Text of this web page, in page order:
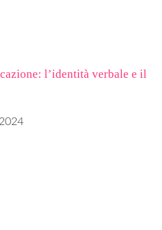
l’identità verbale e il